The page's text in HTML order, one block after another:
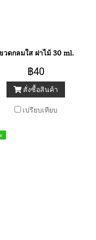
วดกลมใส ฝาไม้ 30 ml.
฿40
สั่งซื้อสินค้า
เปรียบเทียบ